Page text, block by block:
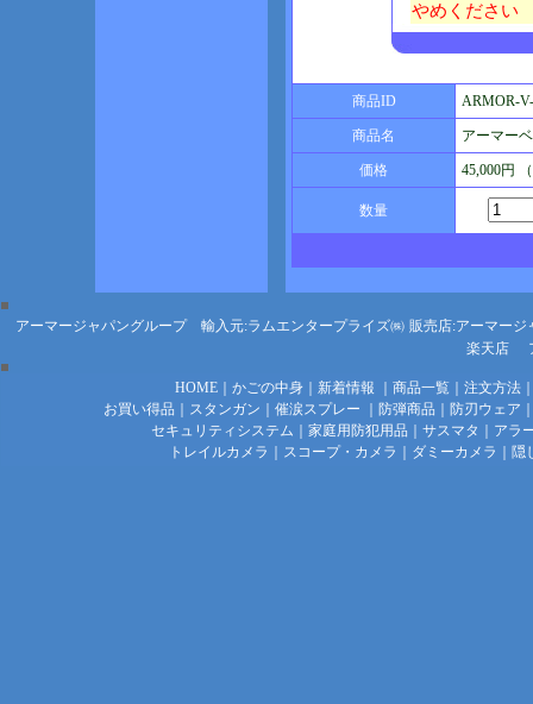
やめください
商品ID ARMOR-
商品名 アーマー
価格 45,000円
数量
アーマージャパングループ 輸入元:ラムエンタープライズ㈱ 販売店:アーマージ
楽天店
HOME｜ かごの中身｜ 新着情報 商品一覧｜ 注文方法
お買い得品
スタンガン 催涙スプレー 防弾商品 防刃ウェア
セキュリティシステム
家庭用防犯用品 サスマタ
アラ
トレイルカメラ
スコープ・カメラ ダミーカメラ 隠